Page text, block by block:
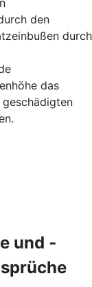
den
durch
das
und